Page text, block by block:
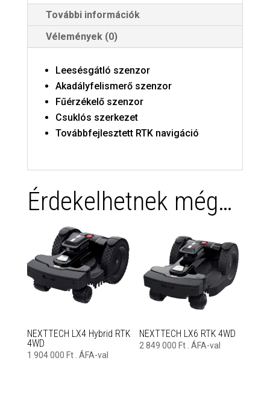
További információk
Vélemények (0)
Leesésgátló szenzor
Akadályfelismerő szenzor
Fűérzékelő szenzor
Csuklós szerkezet
Továbbfejlesztett RTK navigáció
Érdekelhetnek még…
NEXTTECH LX4 Hybrid RTK
4WD
1 904 000 Ft . ÁFA-val
NEXTTECH LX6 RTK 4WD
2 849 000 Ft . ÁFA-val